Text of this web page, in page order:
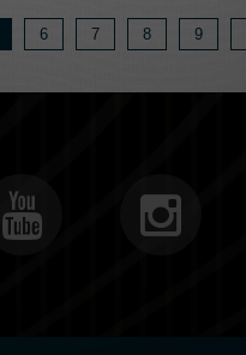
6 7 8 9